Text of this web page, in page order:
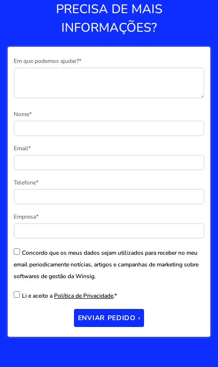
PRECISA DE MAIS
INFORMAÇÕES?
Em que podemos ajudar?*
Nome*
Email*
Telefone*
Empresa*
Concordo que os meus dados sejam utilizados para receber no meu
email periodicamente notícias, artigos e campanhas de marketing sobre
softwares de gestão da Winsig.
Li e aceito a Política de Privacidade.*
ENVIAR PEDIDO ›